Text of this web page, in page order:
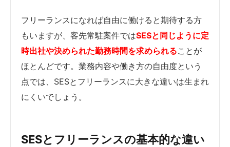
フリーランスになれば自由に働けると期待する方
もいますが、客先常駐案件ではSESと同じように定
時出社や決められた勤務時間を求められることが
ほとんどです。業務内容や働き方の自由度という
点では、SESとフリーランスに大きな違いは生まれ
にくいでしょう。
SESとフリーランスの基本的な違い